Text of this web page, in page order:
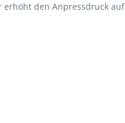
den Anpressdruck